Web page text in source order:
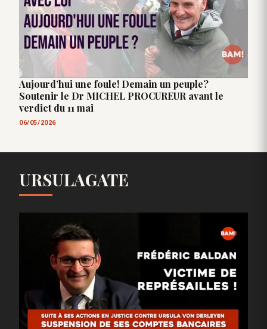
Aujourd’hui une foule! Demain un peuple?
Soutenir le Dr MICHEL PROCUREUR avant le
verdict du 11 mai
06/05/2026
URSULAGATE